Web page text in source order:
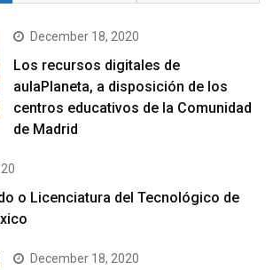
December 18, 2020
Los recursos digitales de
aulaPlaneta, a disposición de los
centros educativos de la Comunidad
de Madrid
o Licenciatura del Tecnológico de
December 18, 2020